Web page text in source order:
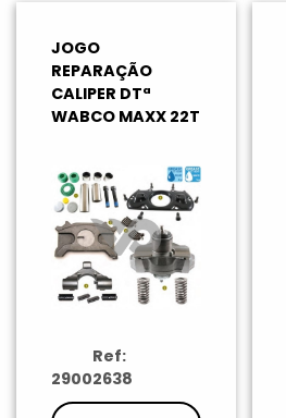
JOGO
REPARAÇÃO
CALIPER DTª
WABCO MAXX 22T
Ref:
29002638